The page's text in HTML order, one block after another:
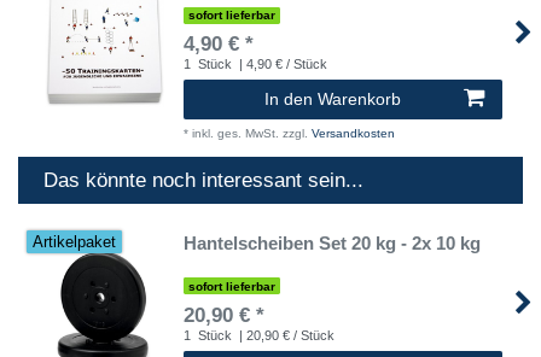
sofort lieferbar
4,90 € *
1 Stück | 4,90 € / Stück
In den Warenkorb
* inkl. ges. MwSt. zzgl. Versandkosten
Das könnte noch interessant sein...
Artikelpaket Hantelscheiben Set 20 kg - 2x 10 kg
sofort lieferbar
20,90 € *
1 Stück | 20,90 € / Stück